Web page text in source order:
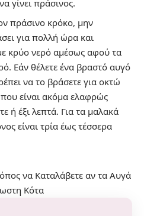
γίνει πράσινος.
πράσινο κρόκο, μην
για πολλή ώρα και
κρύο νερό αμέσως αφού τα
Εάν θέλετε ένα βραστό αυγό
να το βράσετε για οκτώ
είναι ακόμα ελαφρώς
ή έξι λεπτά. Για τα μαλακά
είναι τρία έως τέσσερα
να Καταλάβετε αν τα Αυγά
Κότα